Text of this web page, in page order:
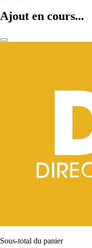
Ajout en cours...
Sous-total du panier